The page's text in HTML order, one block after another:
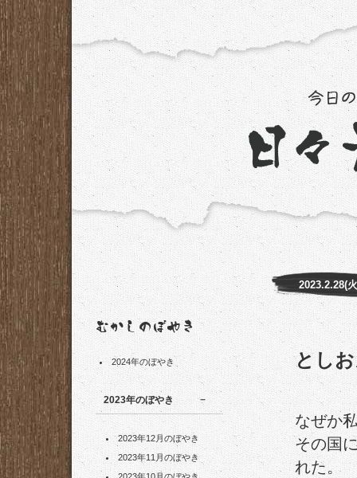
2024年のぼやき
2023年のぼやき
2023年12月のぼやき
2023年11月のぼやき
2023.2.28(
とし
なぜか
その国
れた。